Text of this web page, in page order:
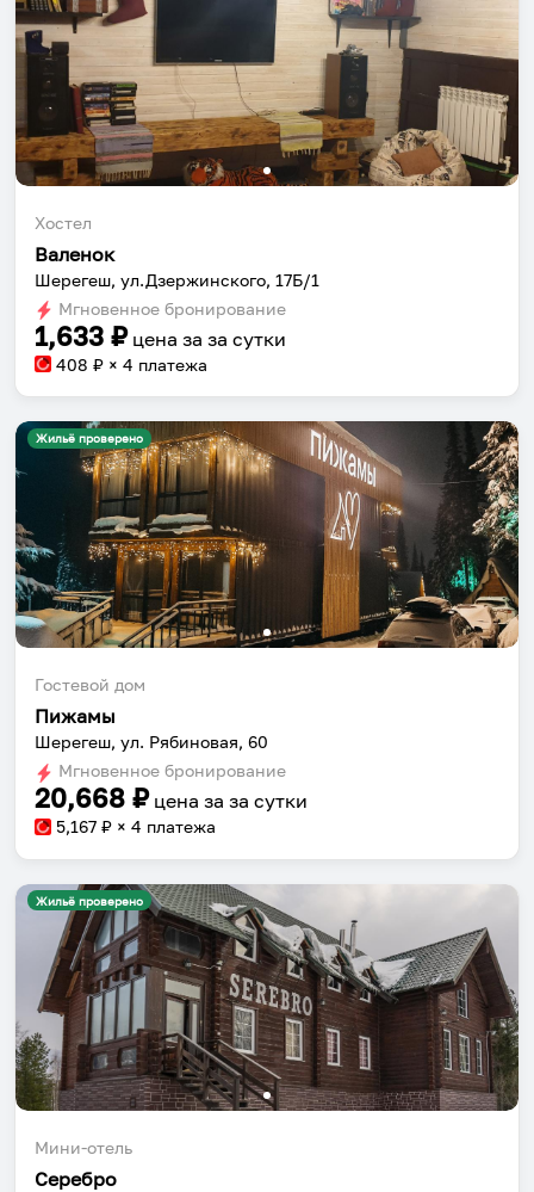
Хостел
Валенок
Шерегеш, ул.Дзержинского, 17Б/1
Мгновенное бронирование
1,633 ₽ цена за за сутки
408 ₽ × 4 платежа
Жильё проверено
Гостевой дом
Пижамы
Шерегеш, ул. Рябиновая, 60
Мгновенное бронирование
20,668 ₽ цена за за сутки
5,167 ₽ × 4 платежа
Жильё проверено
Мини-отель
Серебро